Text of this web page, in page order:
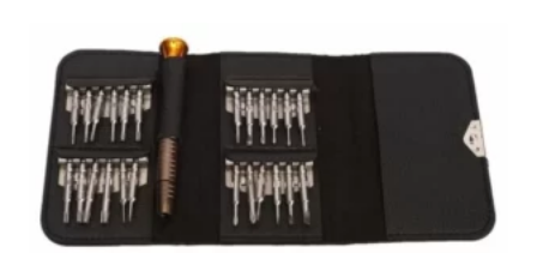
variációja
van.
A
változatok
a
termékoldalon